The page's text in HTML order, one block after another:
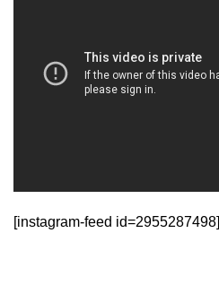
[instagram-feed id=2955287498]